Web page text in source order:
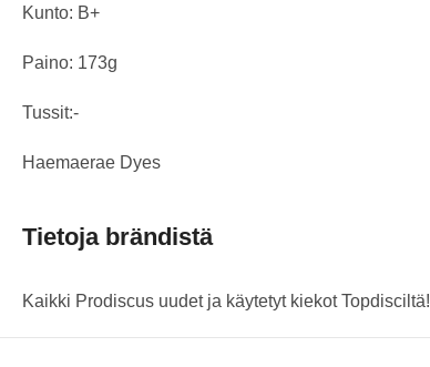
Kunto: B+
Paino: 173g
Tussit:-
Haemaerae Dyes
Tietoja brändistä
Kaikki Prodiscus uudet ja käytetyt kiekot Topdisciltä!